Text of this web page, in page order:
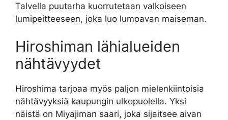
Talvella puutarha kuorrutetaan valkoiseen
lumipeitteeseen, joka luo lumoavan maiseman.
Hiroshiman lähialueiden
nähtävyydet
Hiroshima tarjoaa myös paljon mielenkiintoisia
nähtävyyksiä kaupungin ulkopuolella. Yksi
näistä on Miyajiman saari, joka sijaitsee aivan